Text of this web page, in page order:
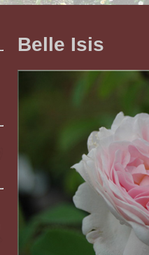
Belle Isis